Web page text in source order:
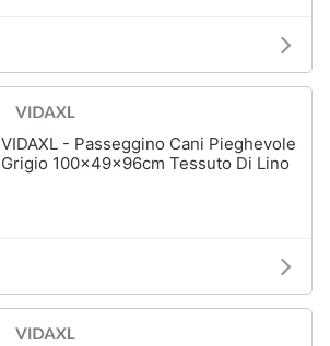
VIDAXL - Passeggino Cani Pieghevole
Grigio 100x49x96cm Tessuto Di Lino